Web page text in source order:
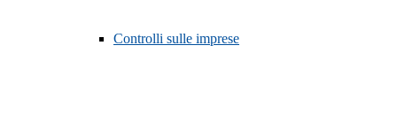
Controlli sulle imprese